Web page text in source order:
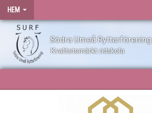
HEM
Södra Umeå Ryttarförening
Kvalitetsmärkt ridskola